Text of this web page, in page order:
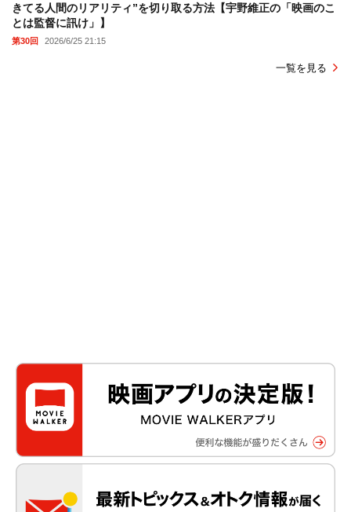
きてる人間のリアリティ”を切り取る方法【宇野維正の「映画のこ
とは監督に訊け」】
第30回 2026/6/25 21:15
一覧を見る